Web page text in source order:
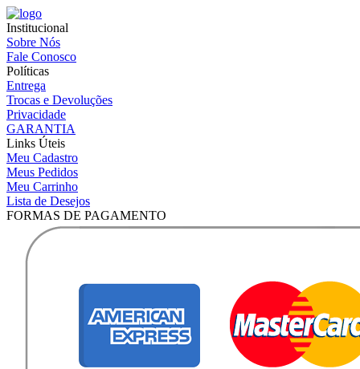
Institucional
Sobre Nós
Fale Conosco
Políticas
Entrega
Trocas e Devoluções
Privacidade
GARANTIA
Links Úteis
Meu Cadastro
Meus Pedidos
Meu Carrinho
Lista de Desejos
FORMAS DE PAGAMENTO